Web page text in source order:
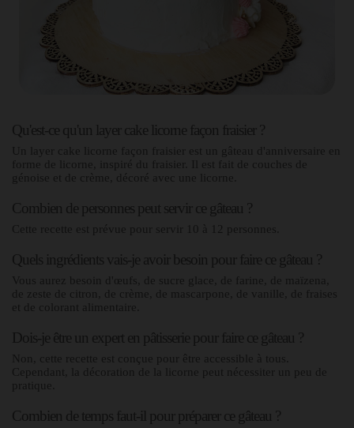
Qu'est-ce qu'un layer cake licorne façon fraisier ?
Un layer cake licorne façon fraisier est un gâteau d'anniversaire en
forme de licorne, inspiré du fraisier. Il est fait de couches de
génoise et de crème, décoré avec une licorne.
Combien de personnes peut servir ce gâteau ?
Cette recette est prévue pour servir 10 à 12 personnes.
Quels ingrédients vais-je avoir besoin pour faire ce gâteau ?
Vous aurez besoin d'œufs, de sucre glace, de farine, de maïzena,
de zeste de citron, de crème, de mascarpone, de vanille, de fraises
et de colorant alimentaire.
Dois-je être un expert en pâtisserie pour faire ce gâteau ?
Non, cette recette est conçue pour être accessible à tous.
Cependant, la décoration de la licorne peut nécessiter un peu de
pratique.
Combien de temps faut-il pour préparer ce gâteau ?